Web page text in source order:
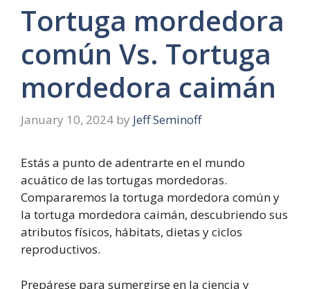
Tortuga mordedora
común Vs. Tortuga
mordedora caimán
January 10, 2024 by Jeff Seminoff
Estás a punto de adentrarte en el mundo
acuático de las tortugas mordedoras.
Compararemos la tortuga mordedora común y
la tortuga mordedora caimán, descubriendo sus
atributos físicos, hábitats, dietas y ciclos
reproductivos.
Prepárese para sumergirse en la ciencia y